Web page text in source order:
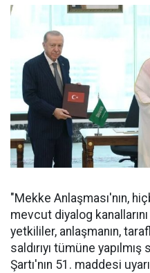
"Mekke Anlaşması'nın,
mevcut diyalog
yetkililer, anlaşmanın,
saldırıyı tümüne
Şartı'nın 51. maddesi